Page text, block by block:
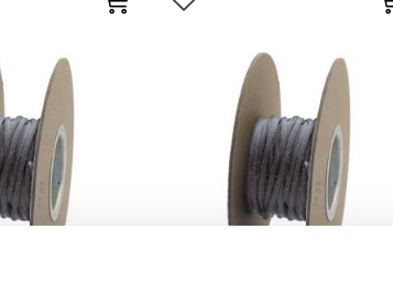
Lägg till i favoriter